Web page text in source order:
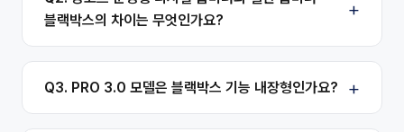
블랙박스의 차이는 무엇인가요?
Q3. PRO 3.0 모델은 블랙박스 기능 내장형인가요?